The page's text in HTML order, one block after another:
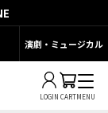
演劇・ミュージカル
LOGIN CARTMENU